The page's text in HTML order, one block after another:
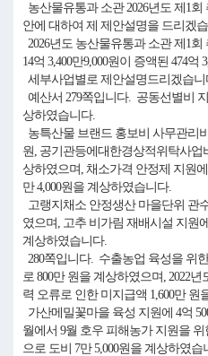
농산물유통과 소관 2026년도 제1
안에 대하여 제 제안설명을 드리겠
2026년도 농산물유통과 소관 제1
14억 3,400만9,000원이 증액된 474억
세부사업별로 제안설명드리겠습니
예산서 279쪽입니다. 공동선별비
상하였습니다.
농특산물 브랜드 홍보비 사무관리
원, 공기관등에대한경상적위탁사업
상하였으며, 채소가격 안정제 지원
만 4,000원을 계상하였습니다.
고랭지채소 안정생산 마을단위 관
였으며, 고추 비가림 재배시설 지원
계상하였습니다.
280쪽입니다. 수출농업 육성을 위
로 800만 원을 계상하였으며, 2022
력 오류로 인한 미지급액 1,600만 원
가산메밀꽃마을 육성 지원에 4억
월에서 9월 호우 피해농가 지원을
으로 도비 7만 5,000원을 계상하였습